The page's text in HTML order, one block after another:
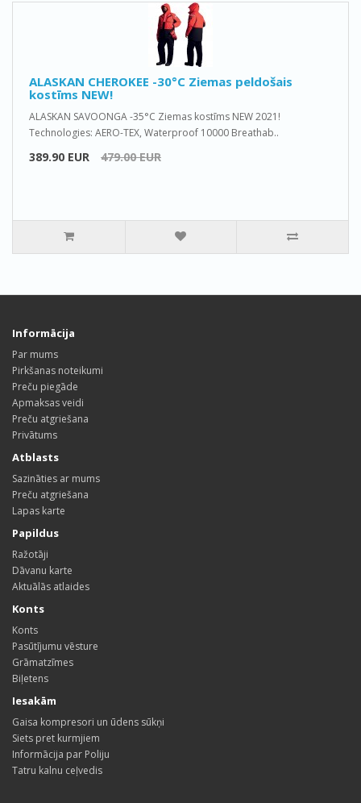
ALASKAN CHEROKEE -30°C Ziemas peldošais
kostīms NEW!
ALASKAN SAVOONGA -35°C Ziemas kostīms NEW 2021!
Technologies: AERO-TEX, Waterproof 10000 Breathab..
389.90 EUR 479.00 EUR
Informācija
Par mums
Pirkšanas noteikumi
Preču piegāde
Apmaksas veidi
Preču atgriešana
Privātums
Atblasts
Sazināties ar mums
Preču atgriešana
Lapas karte
Papildus
Ražotāji
Dāvanu karte
Aktuālās atlaides
Konts
Konts
Pasūtījumu vēsture
Grāmatzīmes
Biļetens
Iesakām
Gaisa kompresori un ūdens sūkņi
Siets pret kurmjiem
Informācija par Poliju
Tatru kalnu ceļvedis